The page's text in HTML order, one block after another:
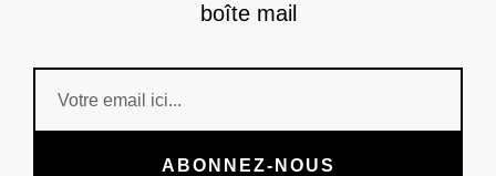
boîte mail
ABONNEZ-NOUS